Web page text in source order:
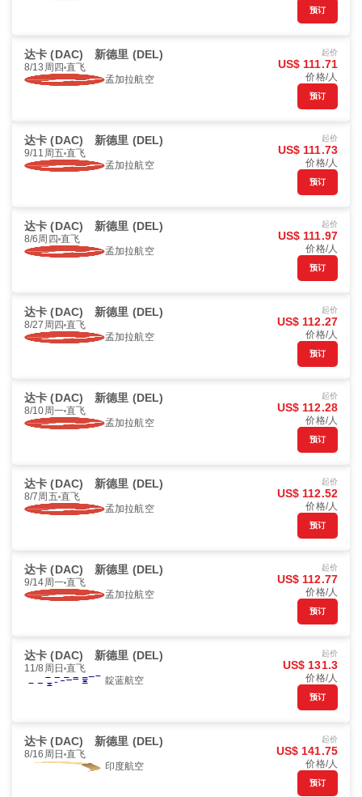
预订
达卡 (DAC) 新德里 (DEL)
8/13周四 直飞
孟加拉航空
起价
US$ 111.71
价格/人
预订
达卡 (DAC) 新德里 (DEL)
9/11周五 直飞
孟加拉航空
起价
US$ 111.73
价格/人
预订
达卡 (DAC) 新德里 (DEL)
8/6周四 直飞
孟加拉航空
起价
US$ 111.97
价格/人
预订
达卡 (DAC) 新德里 (DEL)
8/27周四 直飞
孟加拉航空
起价
US$ 112.27
价格/人
预订
达卡 (DAC) 新德里 (DEL)
8/10周一 直飞
孟加拉航空
起价
US$ 112.28
价格/人
预订
达卡 (DAC) 新德里 (DEL)
8/7周五 直飞
孟加拉航空
起价
US$ 112.52
价格/人
预订
达卡 (DAC) 新德里 (DEL)
9/14周一 直飞
孟加拉航空
起价
US$ 112.77
价格/人
预订
达卡 (DAC) 新德里 (DEL)
11/8周日 直飞
靛蓝航空
起价
US$ 131.3
价格/人
预订
达卡 (DAC) 新德里 (DEL)
8/16周日 直飞
印度航空
起价
US$ 141.75
价格/人
预订